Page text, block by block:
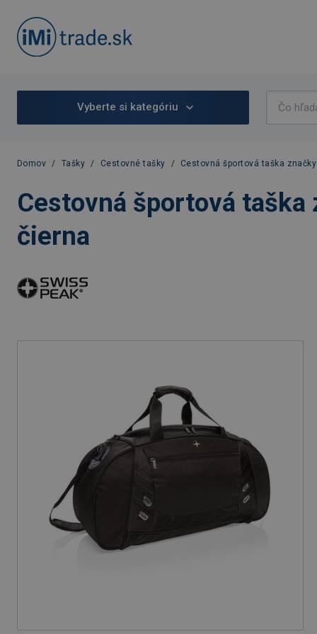
Vyberte si kategóriu
Domov / Tašky / Cestovné tašky / Cestovná športová taška
Cestovná športová taška
čierna